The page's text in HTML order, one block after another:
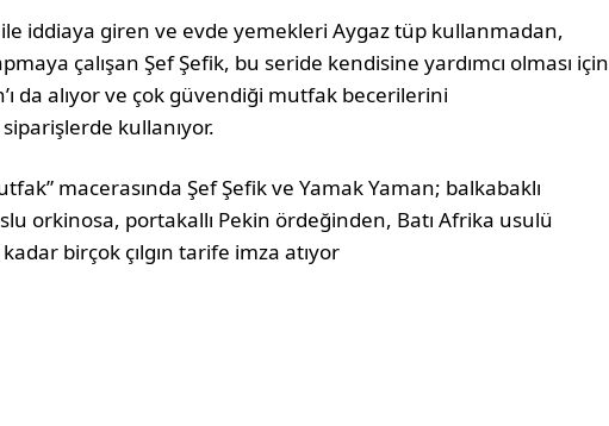
iddiaya giren ve evde yemekleri Aygaz tüp kullanmadan,
çalışan Şef Şefik, bu seride kendisine yardımcı olması için
da alıyor ve çok güvendiği mutfak becerilerini
kullanıyor.
macerasında Şef Şefik ve Yamak Yaman; balkabaklı
orkinosa, portakallı Pekin ördeğinden, Batı Afrika usulü
birçok çılgın tarife imza atıyor